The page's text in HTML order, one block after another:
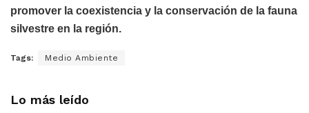
promover la coexistencia y la conservación de la fauna
silvestre en la región.
Tags: Medio Ambiente
Lo más leído